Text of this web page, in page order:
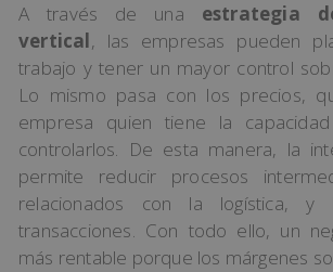
A través de una estrategia
vertical, las empresas pueden
trabajo y tener un mayor control
Lo mismo pasa con los precios,
empresa quien tiene la
controlarlos. De esta manera, la
permite reducir procesos
relacionados con la logística,
transacciones. Con todo ello, un
más rentable porque los márgenes